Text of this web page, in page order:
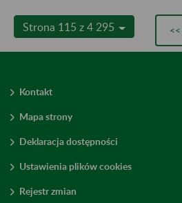
Strona 115 z 4 295 <<
Kontakt
Mapa strony
Deklaracja dostępności
Ustawienia plików cookies
Rejestr zmian